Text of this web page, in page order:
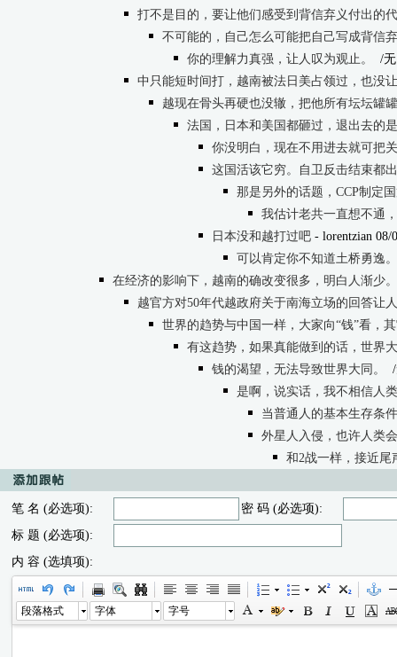
打不是目的，要让他们感受到背信弃义付出的
不可能的，自己怎么可能把自己写成背信
你的理解力真强，让人叹为观止。
/
中只能短时间打，越南被法日美占领过，也没
越现在骨头再硬也没辙，把他所有坛坛罐
法国，日本和美国都砸过，退出去的
你没明白，现在不用进去就可把
这国活该它穷。自卫反击结束都
那是另外的话题，CCP制定
我估计老共一直想不通，一
日本没和越打过吧 - lorentzian 08/
可以肯定你不知道土桥勇逸。
在经济的影响下，越南的确改变很多，明白人渐少。
越官方对50年代越政府关于南海立场的回答让
世界的趋势与中国一样，大家向“钱”看，
有这趋势，如果真能做到的话，世界
钱的渴望，无法导致世界大同。
是啊，说实话，我不相信人类
当普通人的基本生存条件
外星人入侵，也许人类
和2战一样，接近尾
笔 名 (必选项):
密 码 (必选项):
标 题 (必选项):
内 容 (选填项):
段落格式 字体 字号